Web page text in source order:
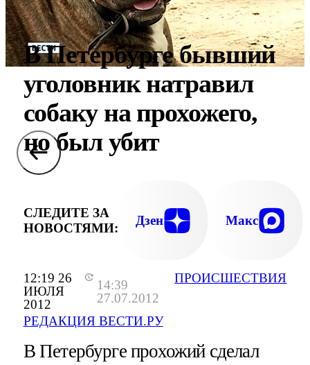
12:19 26
ИЮЛЯ
2012
14:39
27.07.2012
РЕДАКЦИЯ ВЕСТИ.РУ
ПРОИСШЕСТВИЯ
В Петербурге бывший
уголовник натравил
собаку на прохожего,
но был убит
СЛЕДИТЕ ЗА
НОВОСТЯМИ:
Дзен Макс
В Петербурге прохожий сделал